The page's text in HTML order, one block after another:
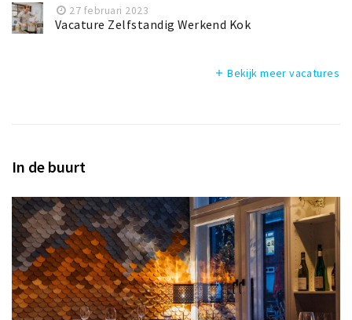
27 februari 2023
Vacature Zelfstandig Werkend Kok
add Bekijk meer vacatures
In de buurt